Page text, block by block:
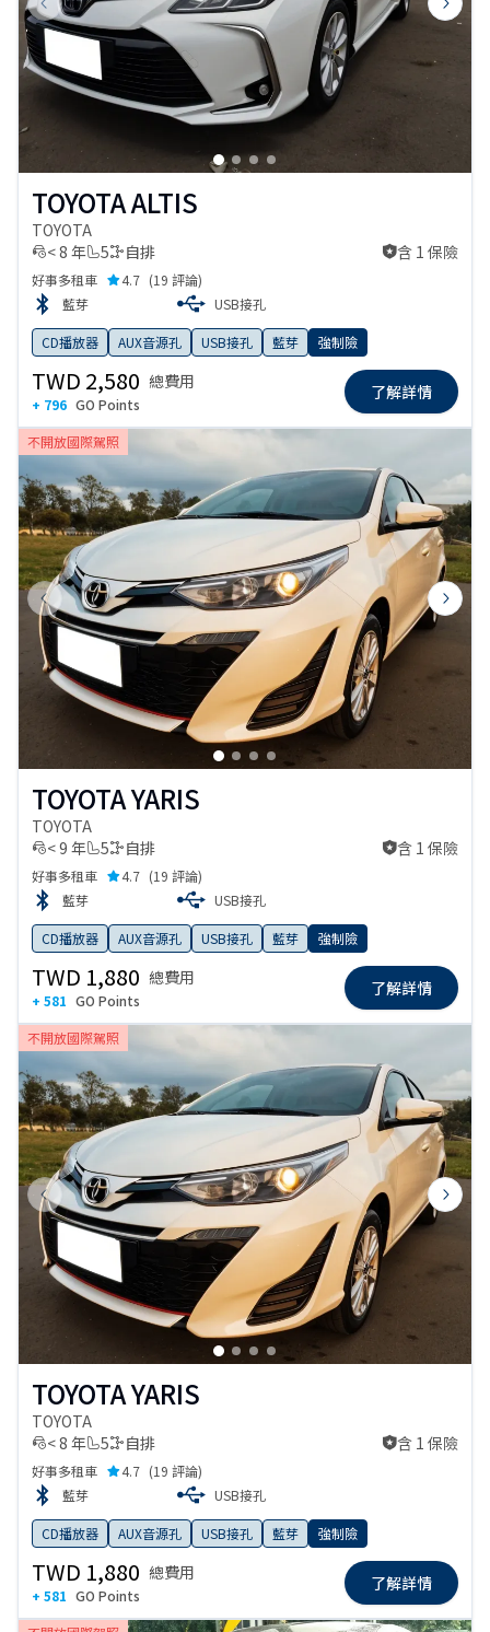
Previous slide Next
TOYOTA ALTIS
TOYOTA
< 8 年
5 自排
含 1 保險 含 1 保險
好事多租車 4.7 (19 評論)
藍芽
USB接孔
CD播放器 AUX音源孔 USB接孔 藍芽 強制險
TWD 2,580 總費用
+ 796 GO Points
了解詳情
不開放國際駕照
Previous slide Next
TOYOTA YARIS
TOYOTA
< 9 年
5 自排
含 1 保險 含 1 保險
好事多租車 4.7 (19 評論)
藍芽
USB接孔
CD播放器 AUX音源孔 USB接孔 藍芽 強制險
TWD 1,880 總費用
+ 581 GO Points
了解詳情
不開放國際駕照
Previous slide Next
TOYOTA YARIS
TOYOTA
< 8 年
5 自排
含 1 保險 含 1 保險
好事多租車 4.7 (19 評論)
藍芽
USB接孔
CD播放器 AUX音源孔 USB接孔 藍芽 強制險
TWD 1,880 總費用
+ 581 GO Points
了解詳情